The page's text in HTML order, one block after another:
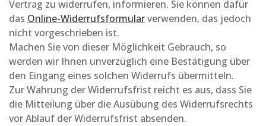
Vertrag zu widerrufen, informieren. Sie können dafür
das Online-Widerrufsformularverwenden, das jedoch
nicht vorgeschrieben ist.
Machen Sie von dieser Möglichkeit Gebrauch, so
werden wir Ihnen unverzüglich eine Bestätigung über
den Eingang eines solchen Widerrufs übermitteln.
Zur Wahrung der Widerrufsfrist reicht es aus, dass Sie
die Mitteilung über die Ausübung des Widerrufsrechts
vor Ablauf der Widerrufsfrist absenden.